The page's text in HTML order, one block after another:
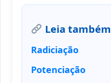
Leia também
Radiciação
Potenciação